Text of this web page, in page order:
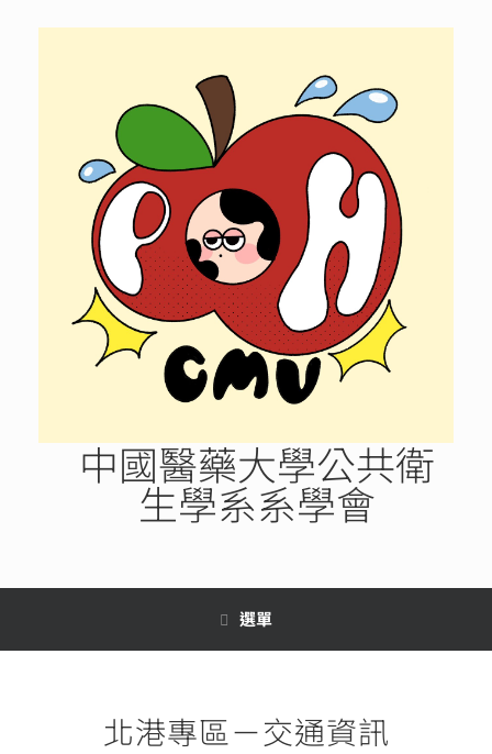
中國醫藥大學公共衛
生學系系學會
選單
北港專區－交通資訊